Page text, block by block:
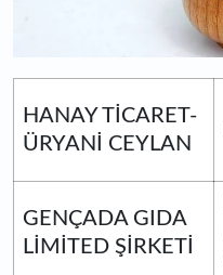
HANAY TİCARET-
ÜRYANİ CEYLAN
GENÇADA GIDA
LİMİTED ŞİRKETİ